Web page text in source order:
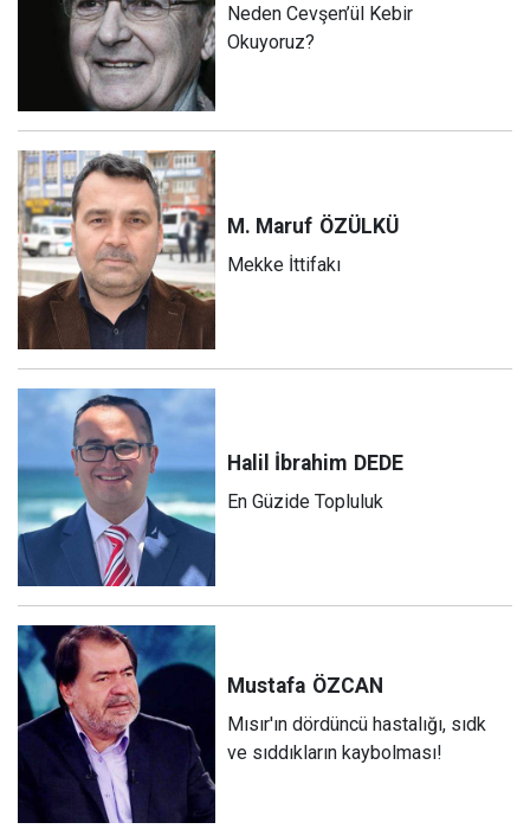
Neden Cevşen’ül Kebir
Okuyoruz?
M. Maruf ÖZÜLKÜ
Mekke İttifakı
Halil İbrahim DEDE
En Güzide Topluluk
Mustafa ÖZCAN
Mısır'ın dördüncü hastalığı, sıdk
ve sıddıkların kaybolması!